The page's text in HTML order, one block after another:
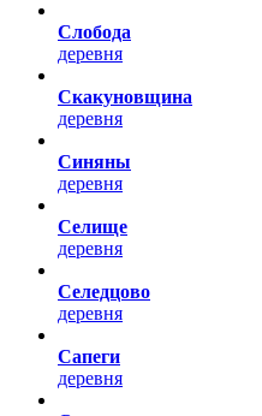
Слобода
деревня
Скакуновщина
деревня
Синяны
деревня
Селище
деревня
Селедцово
деревня
Сапеги
деревня